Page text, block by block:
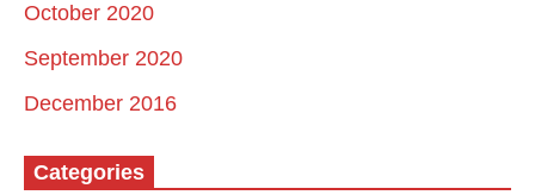
October 2020
September 2020
December 2016
Categories